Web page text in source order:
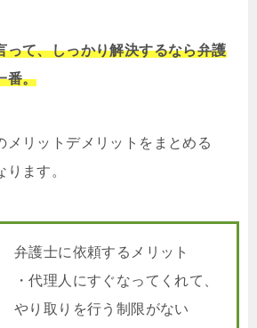
って、しっかり解決するなら弁護
番。
メリットデメリットをまとめる
ます。
弁護士に依頼するメリット
・代理人にすぐなってくれて、
やり取りを行う制限がない